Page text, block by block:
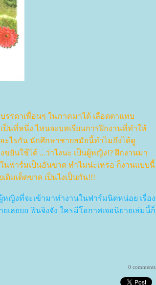
รดาเพื่อนๆ ในภาคมาได้ เลือดตาแทบ
ป็นที่หนึ่ง ไหนจะบทเรียนการฝึกงานที่ทำให้
ะไรกัน นักศึกษาชายสมัยนี้ทำไมถึงได้ดู
ยันใช้ได้ ...ว่าไงนะ เป็นผู้หญิง!? ฝึกงานมา
นฟาร์มเป็นอันขาด ทำไมน่ะเหรอ ก็งานแบบนี้
มเด็ดขาด เป็นไงเป็นกัน!!!
หญิงที่จะเข้ามาทำงานในฟาร์มนิดหน่อย เรื่อง
เลยยย ฟินจิงจัง ใครมีโอกาศเจอนิยายเล่มนี้ก็
0 comments